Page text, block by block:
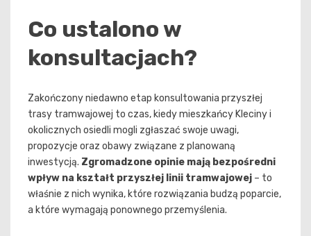
Co ustalono w
konsultacjach?
Zakończony niedawno etap konsultowania przyszłej
trasy tramwajowej to czas, kiedy mieszkańcy Kleciny i
okolicznych osiedli mogli zgłaszać swoje uwagi,
propozycje oraz obawy związane z planowaną
inwestycją. Zgromadzone opinie mają bezpośredni
wpływ na kształt przyszłej linii tramwajowej – to
właśnie z nich wynika, które rozwiązania budzą poparcie,
a które wymagają ponownego przemyślenia.